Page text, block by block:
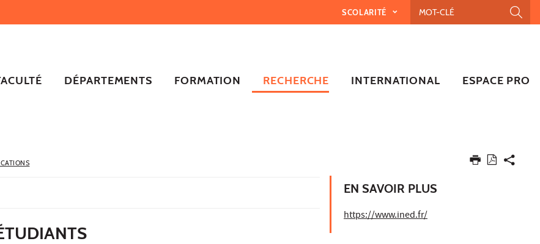
SCOLARITÉ
DÉPARTEMENTS FORMATION RECHERCHE INTERNATIONAL ESPACE PRO
EN SAVOIR PLUS
https://www.ined.fr/